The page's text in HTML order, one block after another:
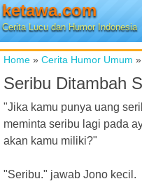
ketawa.com
Cerita Lucu dan Humor Indonesia
Home » Cerita Humor Umum »
Seribu Ditambah
"Jika kamu punya uang
meminta seribu lagi pada
akan kamu miliki?"
"Seribu." jawab Jono kecil.